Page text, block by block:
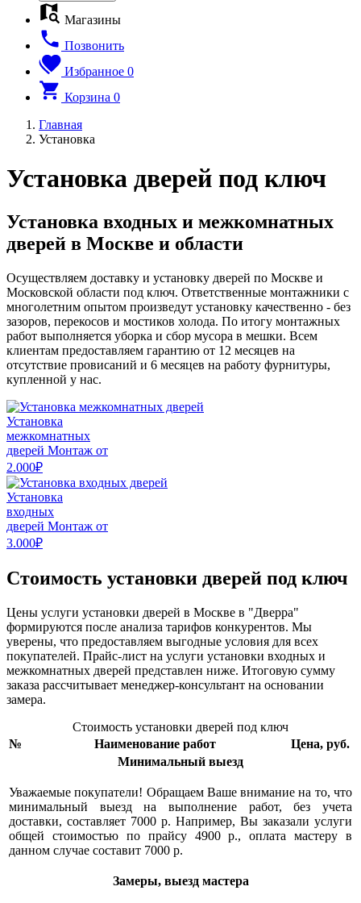
Магазины
Позвонить
Избранное 0
Корзина 0
Главная
Установка
Установка дверей под ключ
Установка входных и межкомнатных
дверей в Москве и области
Осуществляем доставку и установку дверей по Москве и
Московской области под ключ. Ответственные монтажники с
многолетним опытом произведут установку качественно - без
зазоров, перекосов и мостиков холода. По итогу монтажных
работ выполняется уборка и сбор мусора в мешки. Всем
клиентам предоставляем гарантию от 12 месяцев на
отсутствие провисаний и 6 месяцев на работу фурнитуры,
купленной у нас.
Установка
межкомнатных
дверей Монтаж от
2.000₽
Установка
входных
дверей Монтаж от
3.000₽
Стоимость установки дверей под ключ
Цены услуги установки дверей в Москве в "Дверра"
формируются после анализа тарифов конкурентов. Мы
уверены, что предоставляем выгодные условия для всех
покупателей. Прайс-лист на услуги установки входных и
межкомнатных дверей представлен ниже. Итоговую сумму
заказа рассчитывает менеджер-консультант на основании
замера.
Стоимость установки дверей под ключ
№
Наименование работ
Цена, руб.
Минимальный выезд
Уважаемые покупатели! Обращаем Ваше внимание на то, что
минимальный выезд на выполнение работ, без учета
доставки, составляет 7000 р. Например, Вы заказали услуги
общей стоимостью по прайсу 4900 р., оплата мастеру в
данном случае составит 7000 р.
Замеры, выезд мастера